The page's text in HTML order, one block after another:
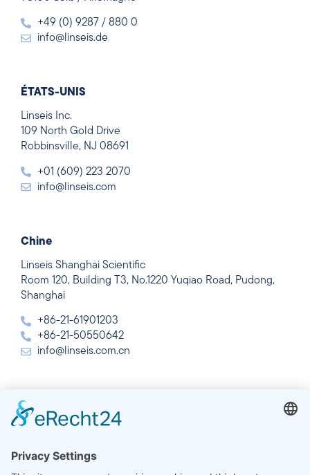
+49 (0) 9287 / 880 0
info@linseis.de
ÉTATS-UNIS
Linseis Inc.
109 North Gold Drive
Robbinsville, NJ 08691
+01 (609) 223 2070
info@linseis.com
Chine
Linseis Shanghai Scientific
Room 120, Building T3, No.1220 Yuqiao Road, Pudong,
Shanghai
+86-21-61901203
+86-21-50550642
info@linseis.com.cn
Inde
Linseis Thermal Analysis India Pvt Ltd.
Sector 23, Dwarka, 110077 New Delhi